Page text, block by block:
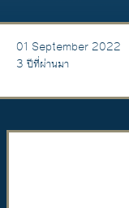
01 September 2022
3 ปีที่ผ่านมา